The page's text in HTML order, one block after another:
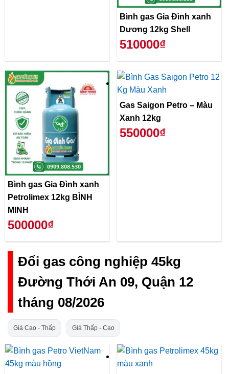
Bình gas Gia Đình xanh
Dương 12kg Shell
510000₫
Bình gas Gia Đình xanh
Petrolimex 12kg BÌNH
MINH
500000₫
Gas Saigon Petro – Màu
Xanh 12kg
550000₫
Đổi gas công nghiệp 45kg
Đường Thới An 09, Quận 12
tháng 08/2026
Giá Cao - Thấp Giá Thấp - Cao